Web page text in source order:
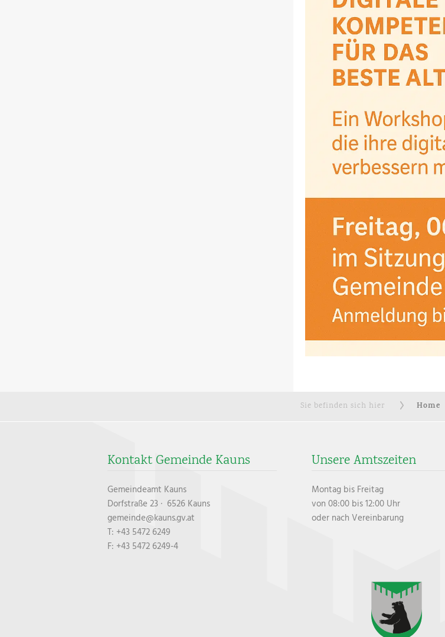
Sie befinden sich hier Home
Kontakt Gemeinde Kauns
Gemeindeamt Kauns
Dorfstraße 23 · 6526 Kauns
gemeinde@kauns.gv.at
T: +43 5472 6249
F: +43 5472 6249-4
Unsere Amtszeiten
Montag bis Freitag
von 08:00 bis 12:00 Uhr
oder nach Vereinbarung